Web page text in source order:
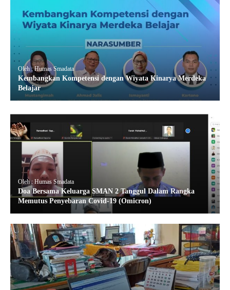
Oleh : Humas Smadata
Kembangkan Kompetensi dengan Wiyata Kinarya Merdeka
Belajar
Oleh : Humas Smadata
Doa Bersama Keluarga SMAN 2 Tanggul Dalam Rangka
Memutus Penyebaran Covid-19 (Omicron)